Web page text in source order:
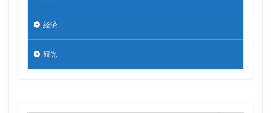
経済
観光